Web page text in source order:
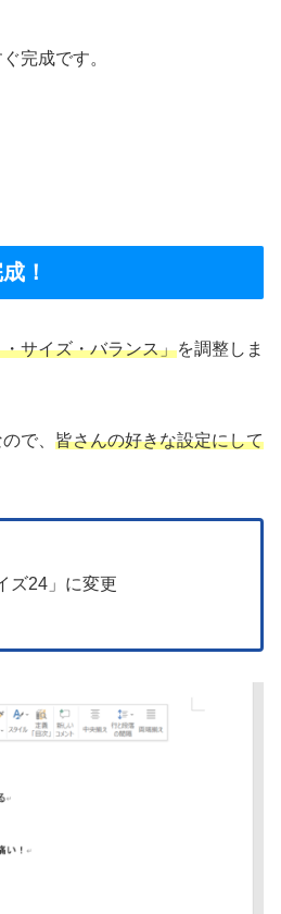
完成です。
！
サイズ・バランス」を調整しま
で、 皆さんの好きな設定にして
ズ24」に変更